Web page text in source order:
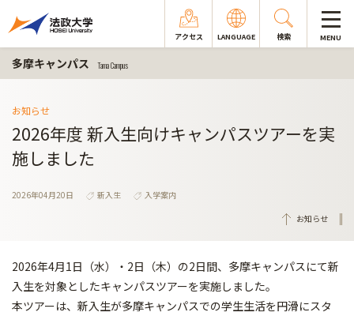
アクセス LANGUAGE 検索 MENU
多摩キャンパス Tama Campus
お知らせ
2026年度 新入生向けキャンパスツアーを実
施しました
2026年04月20日 新入生
入学案内
お知らせ
2026年4月1日（水）・2日（木）の2日間、多摩キャンパスにて新
入生を対象としたキャンパスツアーを実施しました。
本ツアーは、新入生が多摩キャンパスでの学生生活を円滑にスタ